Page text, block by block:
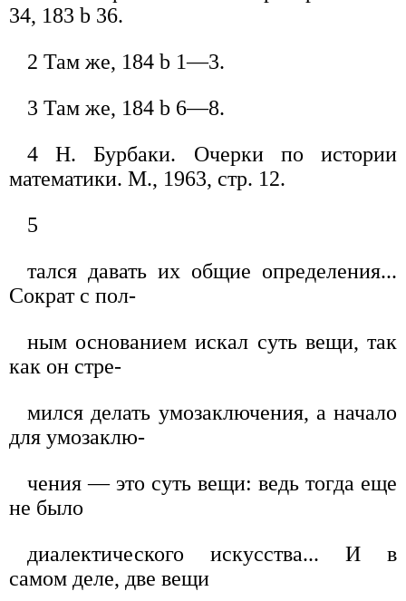
34, 183 b 36.
2 Там же, 184 b 1—3.
3 Там же, 184 b 6—8.
4 Н. Бурбаки. Очерки по истории
математики. М., 1963, стр. 12.
5
тался давать их общие определения...
Сократ с пол-
ным основанием искал суть вещи, так
как он стре-
мился делать умозаключения, а начало
для умозаклю-
чения — это суть вещи: ведь тогда еще
не было
диалектического искусства... И в
самом деле, две вещи